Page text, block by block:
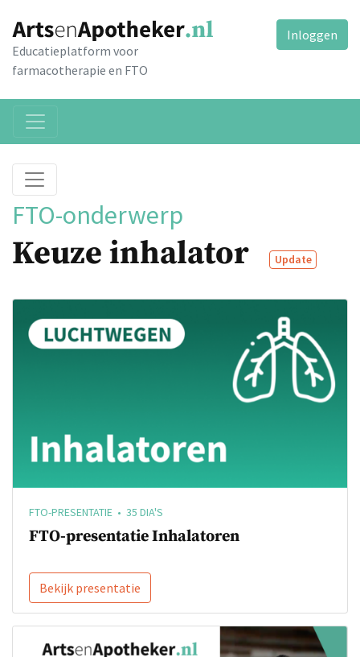
Educatieplatform voor
farmacotherapie en FTO
Inloggen
FTO-onderwerp
Keuze inhalator Update
FTO-PRESENTATIE • 35 DIA'S
FTO-presentatie Inhalatoren
Bekijk presentatie